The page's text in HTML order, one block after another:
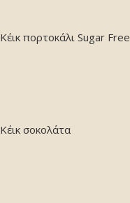
Κέικ πορτοκάλι Sugar Free
Κέικ σοκολάτα